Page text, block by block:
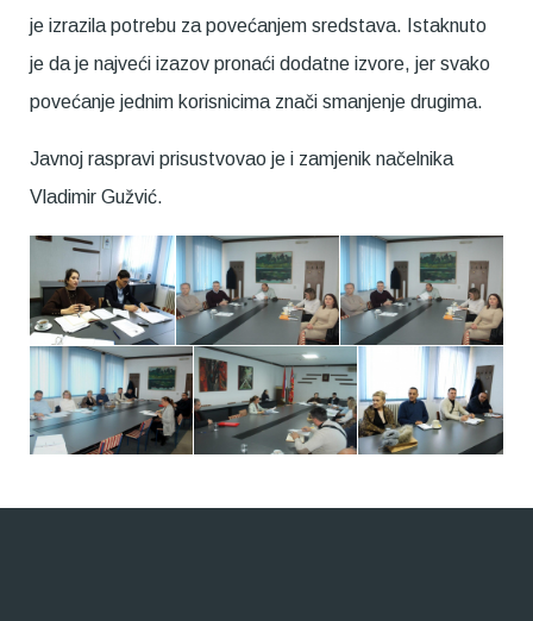
je izrazila potrebu za povećanjem sredstava. Istaknuto
je da je najveći izazov pronaći dodatne izvore, jer svako
povećanje jednim korisnicima znači smanjenje drugima.
Javnoj raspravi prisustvovao je i zamjenik načelnika
Vladimir Gužvić.